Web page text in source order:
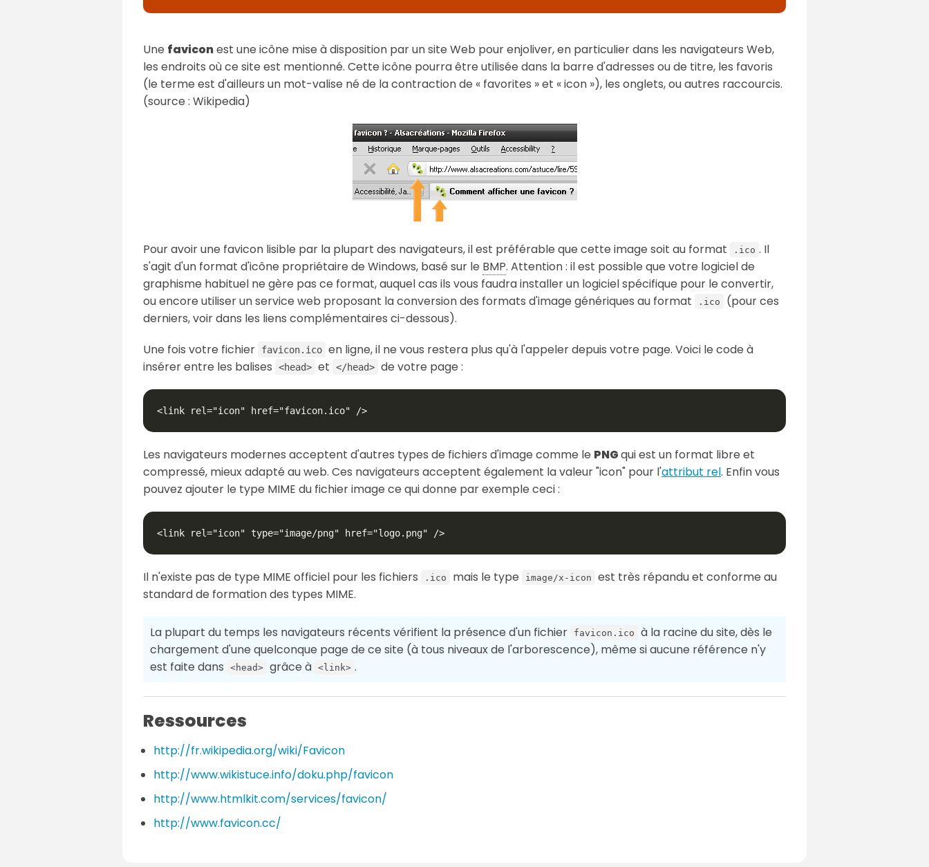
Une faviconest une icône mise à disposition par un site Web pour enjoliver, en particulier dans les navigateurs Web,
les endroits où ce site est mentionné. Cette icône pourra être utilisée dans la barre d'adresses ou de titre, les favoris
(le terme est d'ailleurs un mot-valise né de la contraction de « favorites » et « icon »), les onglets, ou autres raccourcis.
(source : Wikipedia)
Pour avoir une favicon lisible par la plupart des navigateurs, il est préférable que cette image soit au format .ico . Il
s'agit d'un format d'icône propriétaire de Windows, basé sur le BMP. Attention : il est possible que votre logiciel de
graphisme habituel ne gère pas ce format, auquel cas ils vous faudra installer un logiciel spécifique pour le convertir,
ou encore utiliser un service web proposant la conversion des formats d'image génériques au format
.ico
(pour ces
derniers, voir dans les liens complémentaires ci-dessous).
Une fois votre fichier
favicon.ico en ligne, il ne vous restera plus qu'à l'appeler depuis votre page. Voici le code à
insérer entre les balises
<head> et </head> de votre page :
<link rel="icon" href="favicon.ico" />
Les navigateurs modernes acceptent d'autres types de fichiers d'image comme le PNGqui est un format libre et
compressé, mieux adapté au web. Ces navigateurs acceptent également la valeur "icon" pour l'attribut rel. Enfin vous
pouvez ajouter le type MIME du fichier image ce qui donne par exemple ceci :
<link rel="icon" type="image/png" href="logo.png" />
Il n'existe pas de type MIME officiel pour les fichiers .ico mais le type image/x-icon
est très répandu et conforme au
standard de formation des types MIME.
La plupart du temps les navigateurs récents vérifient la présence d'un fichier favicon.ico
à la racine du site, dès le
chargement d'une quelconque page de ce site (à tous niveaux de l'arborescence), même si aucune référence n'y
est faite dans
<head> grâce à <link> .
Ressources
http://fr.wikipedia.org/wiki/Favicon
http://www.wikistuce.info/doku.php/favicon
http://www.htmlkit.com/services/favicon/
http://www.favicon.cc/